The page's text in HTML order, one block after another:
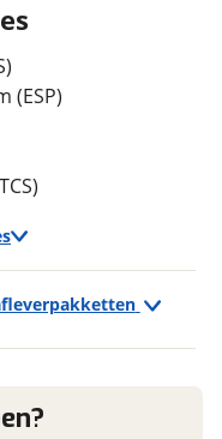
(ESP)
je op om jouw